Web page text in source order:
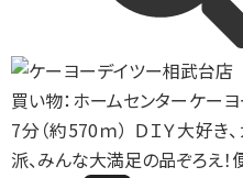
買い物：ホームセンターケー
7分（約570ｍ） ＤＩＹ大好き
派、みんな大満足の品ぞろえ！